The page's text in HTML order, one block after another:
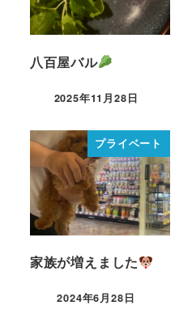
八百屋バル
2025年11月28日
プライベート
家族が増えました
2024年6月28日